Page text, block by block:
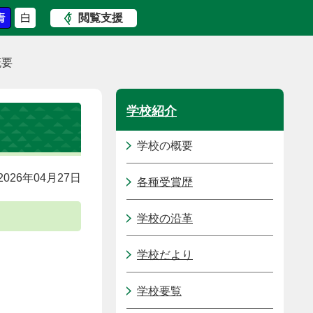
閲覧支援
年04月27日
学校紹介
学校の概要
各種受賞歴
学校の沿革
学校だより
学校要覧